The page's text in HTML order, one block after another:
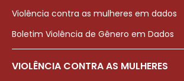
Violência contra as mulheres em dados
Boletim Violência de Gênero em Dados
VIOLÊNCIA CONTRA AS MULHERES